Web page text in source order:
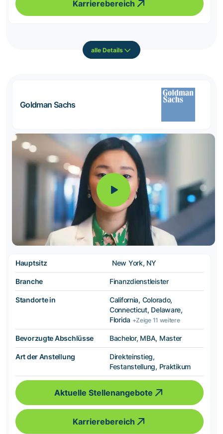
Karrierebereich
alle Details
Goldman Sachs
Hauptsitz New York, NY
Branche Finanzdienstleister
Standorte in
California, Colorado,
Connecticut, Delaware,
Florida +Zeige 11 weitere
Bevorzugte Abschlüsse Bachelor, MBA, Master
Art der Anstellung
Direkteinstieg,
Festanstellung, Praktikum
Aktuelle Stellenangebote
Karrierebereich